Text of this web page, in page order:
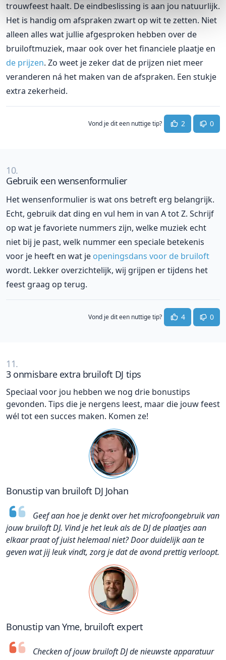
trouwfeest haalt. De eindbeslissing is aan jou natuurlijk.
Het is handig om afspraken zwart op wit te zetten. Niet
alleen alles wat jullie afgesproken hebben over de
bruiloftmuziek, maar ook over het financiele plaatje en
de prijzen. Zo weet je zeker dat de prijzen niet meer
veranderen ná het maken van de afspraken. Een stukje
extra zekerheid.
Vond je dit een nuttige tip? 2 0
10.
Gebruik een wensenformulier
Het wensenformulier is wat ons betreft erg belangrijk.
Echt, gebruik dat ding en vul hem in van A tot Z. Schrijf
op wat je favoriete nummers zijn, welke muziek echt
niet bij je past, welk nummer een speciale betekenis
voor je heeft en wat je openingsdans voor de bruiloft
wordt. Lekker overzichtelijk, wij grijpen er tijdens het
feest graag op terug.
Vond je dit een nuttige tip? 4 0
11.
3 onmisbare extra bruiloft DJ tips
Speciaal voor jou hebben we nog drie bonustips
gevonden. Tips die je nergens leest, maar die jouw feest
wél tot een succes maken. Komen ze!
Bonustip van bruiloft DJ Johan
Geef aan hoe je denkt over het microfoongebruik van
jouw bruiloft DJ. Vind je het leuk als de DJ de plaatjes aan
elkaar praat of juist helemaal niet? Door duidelijk aan te
geven wat jij leuk vindt, zorg je dat de avond prettig verloopt.
Bonustip van Yme, bruiloft expert
Checken of jouw bruiloft DJ de nieuwste apparatuur